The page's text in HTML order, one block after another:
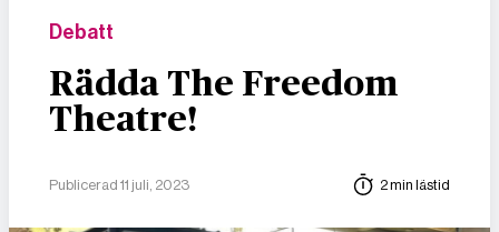
Debatt
Rädda The Freedom
Theatre!
Publicerad 11 juli, 2023 2 min lästid